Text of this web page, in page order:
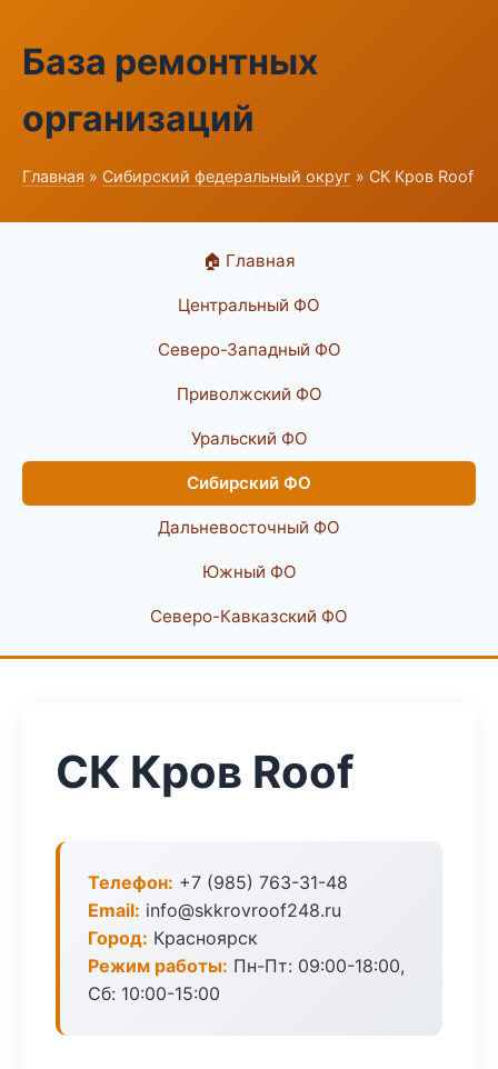
База ремонтных
организаций
Главная » Сибирский федеральный округ » СК Кров Roof
🏠 Главная
Центральный ФО
Северо-Западный ФО
Приволжский ФО
Уральский ФО
Сибирский ФО
Дальневосточный ФО
Южный ФО
Северо-Кавказский ФО
СК Кров Roof
Телефон: +7 (985) 763-31-48
Email: info@skkrovroof248.ru
Город: Красноярск
Режим работы: Пн-Пт: 09:00-18:00,
Сб: 10:00-15:00